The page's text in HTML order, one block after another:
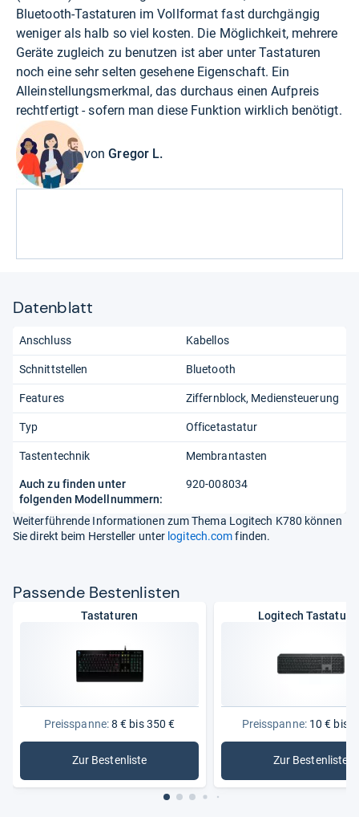
Bluetooth-Tastaturen im Vollformat fast durchgängig
weniger als halb so viel kosten. Die Möglichkeit, mehrere
Geräte zugleich zu benutzen ist aber unter Tastaturen
noch eine sehr selten gesehene Eigenschaft. Ein
Alleinstellungsmerkmal, das durchaus einen Aufpreis
rechtfertigt - sofern man diese Funktion wirklich benötigt.
vonGregor L.
Datenblatt
Anschluss Kabellos
Schnittstellen Bluetooth
Features Ziffernblock Mediensteuerung
Typ Officetastatur
Tastentechnik Membrantasten
Auch zu finden unter
folgenden Modellnummern:
920-008034
Weiterführende Informationen zum Thema Logitech K780 können
Sie direkt beim Hersteller unter logitech.comfinden.
Pas­sende Bes­ten­lis­ten
Tastaturen
Preisspanne:8 € bis 350 €
Zur Bestenliste
: Tastaturen
Logitech
Preisspanne:10 € bis
Zur Bestenliste
: